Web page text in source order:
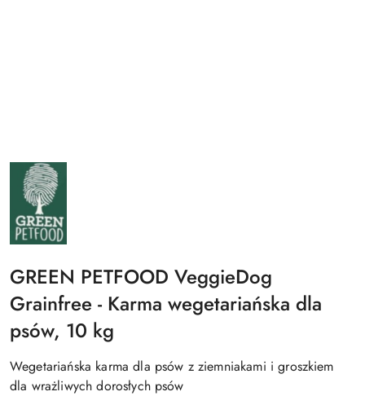
NAZWA
PRODUCENTA:
GREEN
PETFOOD
GREEN PETFOOD VeggieDog
Grainfree - Karma wegetariańska dla
psów, 10 kg
Wegetariańska karma dla psów z ziemniakami i groszkiem
dla wrażliwych dorosłych psów